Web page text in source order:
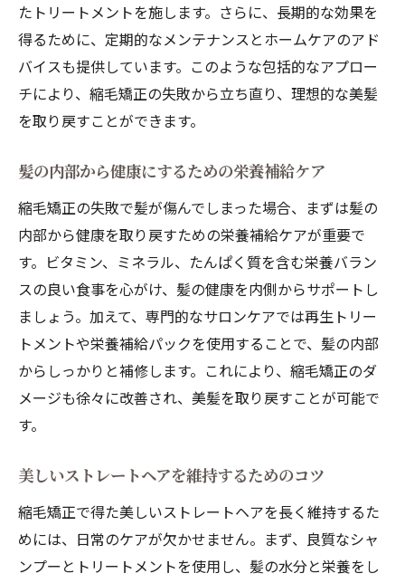
たトリートメントを施します。さらに、長期的な効果を
得るために、定期的なメンテナンスとホームケアのアド
バイスも提供しています。このような包括的なアプロー
チにより、縮毛矯正の失敗から立ち直り、理想的な美髪
を取り戻すことができます。
髪の内部から健康にするための栄養補給ケア
縮毛矯正の失敗で髪が傷んでしまった場合、まずは髪の
内部から健康を取り戻すための栄養補給ケアが重要で
す。ビタミン、ミネラル、たんぱく質を含む栄養バラン
スの良い食事を心がけ、髪の健康を内側からサポートし
ましょう。加えて、専門的なサロンケアでは再生トリー
トメントや栄養補給パックを使用することで、髪の内部
からしっかりと補修します。これにより、縮毛矯正のダ
メージも徐々に改善され、美髪を取り戻すことが可能で
す。
美しいストレートヘアを維持するためのコツ
縮毛矯正で得た美しいストレートヘアを長く維持するた
めには、日常のケアが欠かせません。まず、良質なシャ
ンプーとトリートメントを使用し、髪の水分と栄養をし